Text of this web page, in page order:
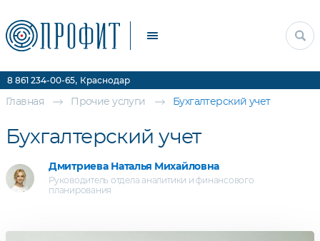
Цены
8 861 234-00-65, Краснодар
Главная Прочие услуги Бухгалтерский учет
Бухгалтерский учет
Дмитриева Наталья Михайловна
Руководитель отдела аналитики и финансового
планирования